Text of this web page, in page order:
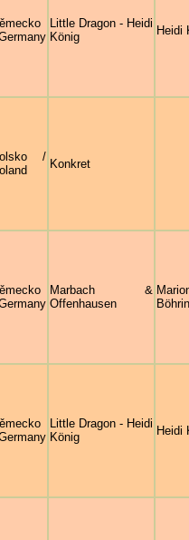
Little Dragon - Heidi
König
Heidi
/
Konkret
Marbach &
Offenhausen
Little Dragon - Heidi
König
Heidi